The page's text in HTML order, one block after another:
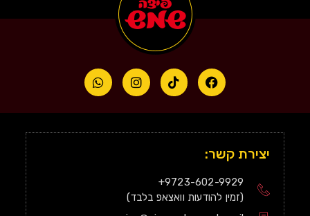
יצירת קשר:
9723-602-9929+
(זמין להודעות וואצאפ בלבד)